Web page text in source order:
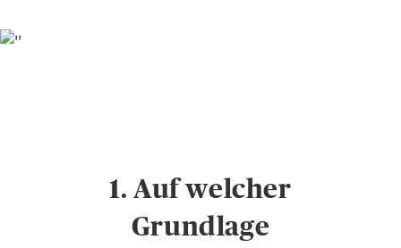
1. Auf welcher
Grundlage